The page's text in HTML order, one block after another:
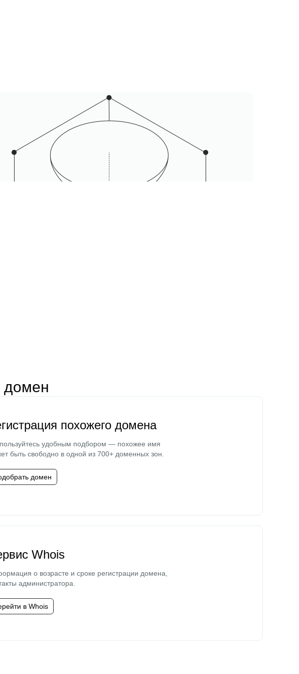
домен
похожего домена
удобным подбором — похожее имя
быть свободно в одной из 700+ доменных зон.
домен
Whois
о возрасте и сроке регистрации домена,
администратора.
в Whois